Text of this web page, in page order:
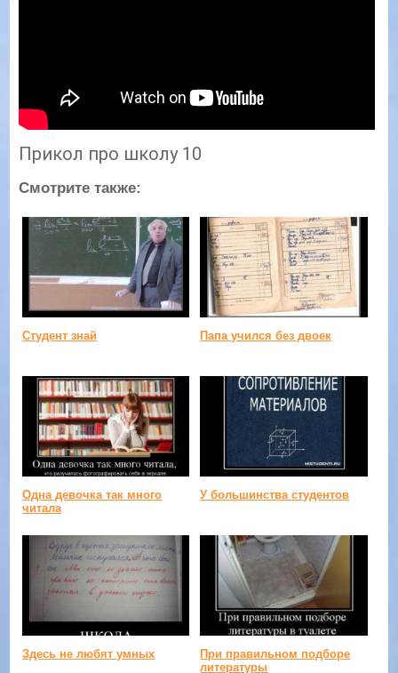
Прикол про школу 10
Смотрите также:
Студент знай Папа учился без двоек
Одна девочка так много
читала
У большинства студентов
Здесь не любят умных
При правильном подборе
литературы